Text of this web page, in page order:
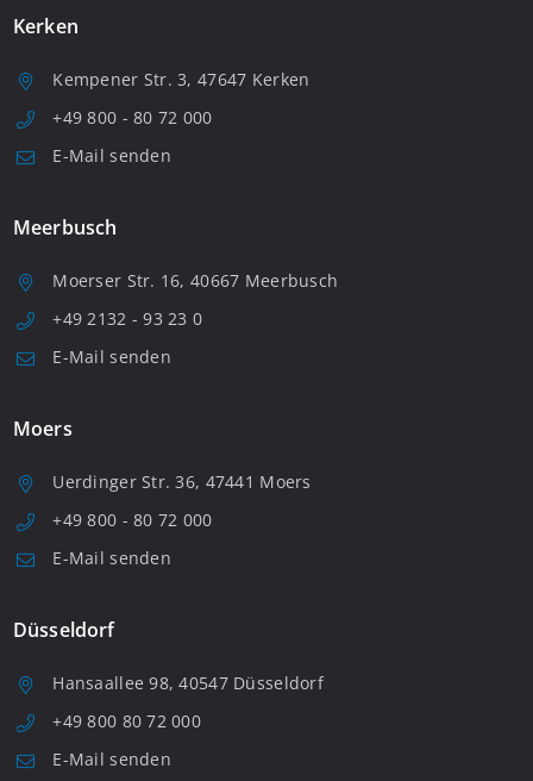
Kerken
Kempener Str. 3, 47647 Kerken
+49 800 - 80 72 000
E-Mail senden
Meerbusch
Moerser Str. 16, 40667 Meerbusch
+49 2132 - 93 23 0
E-Mail senden
Moers
Uerdinger Str. 36, 47441 Moers
+49 800 - 80 72 000
E-Mail senden
Düsseldorf
Hansaallee 98, 40547 Düsseldorf
+49 800 80 72 000
E-Mail senden